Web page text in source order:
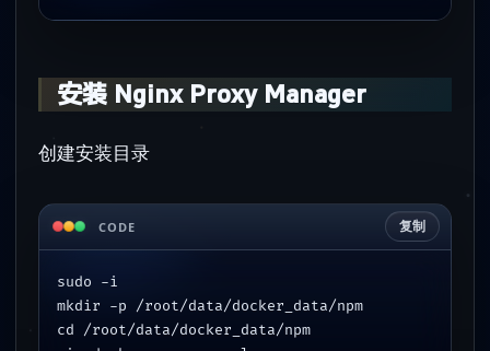
安装 Nginx Proxy Manager
创建安装目录
CODE 复制
sudo -i
mkdir -p /root/data/docker_data/npm
cd /root/data/docker_data/npm